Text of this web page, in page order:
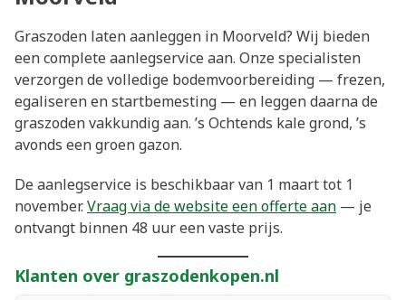
Graszoden laten aanleggen in Moorveld? Wij bieden
een complete aanlegservice aan. Onze specialisten
verzorgen de volledige bodemvoorbereiding — frezen,
egaliseren en startbemesting — en leggen daarna de
graszoden vakkundig aan. ’s Ochtends kale grond, ’s
avonds een groen gazon.
De aanlegservice is beschikbaar van 1 maart tot 1
november.Vraag via de website een offerte aan — je
ontvangt binnen 48 uur een vaste prijs.
Klanten over graszodenkopen.nl